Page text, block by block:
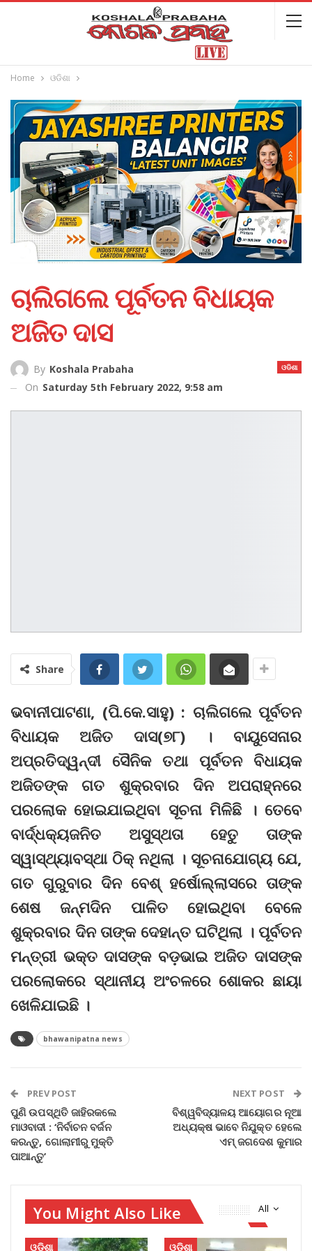
Home ଓଡିଶା
ଚାଲିଗଲେ ପୂର୍ବତନ ବିଧାୟକ
ଅଜିତ ଦାସ
ଓଡିଶା
By Koshala Prabaha
On Saturday 5th February 2022, 9:58 am
Share
ଭବାନୀପାଟଣା, (ପି.କେ.ସାହୁ) : ଚାଲିଗଲେ ପୂର୍ବତନ
ବିଧାୟକ ଅଜିତ ଦାସ(୭୮) । ବାୟୁସେନାର
ଅପ୍ରତିଦ୍ୱନ୍ଦୀ ସୈନିକ ତଥା ପୂର୍ବତନ ବିଧାୟକ
ଅଜିତଙ୍କ ଗତ ଶୁକ୍ରବାର ଦିନ ଅପରାହ୍ନରେ
ପରଲୋକ ହୋଇଯାଇଥିବା ସୂଚନା ମିଳିଛି । ତେବେ
ବାର୍ଦ୍ଧକ୍ୟଜନିତ ଅସୁସ୍ଥତା ହେତୁ ତାଙ୍କ
ସ୍ୱାସ୍ଥ୍ୟାବସ୍ଥା ଠିକ୍‌ ନଥିଲା । ସୂଚନାଯୋଗ୍ୟ ଯେ,
ଗତ ଗୁରୁବାର ଦିନ ବେଶ୍‌ ହର୍ଷୋଲ୍ଲାସରେ ତାଙ୍କ
ଶେଷ ଜନ୍ମଦିନ ପାଳିତ ହୋଇଥିବା ବେଳେ
ଶୁକ୍ରବାର ଦିନ ତାଙ୍କ ଦେହାନ୍ତ ଘଟିଥିଲା । ପୂର୍ବତନ
ମନ୍ତ୍ରୀ ଭକ୍ତ ଦାସଙ୍କ ବଡ଼ଭାଇ ଅଜିତ ଦାସଙ୍କ
ପରଲୋକରେ ସ୍ଥାନୀୟ ଅଂଚଳରେ ଶୋକର ଛାୟା
ଖେଳିଯାଇଛି ।
bhawanipatna news
PREV POST
ପୁଣି ଉପସ୍ଥିତି ଜାହିରକଲେ
ମାଓବାଦୀ : ‘ନିର୍ବାଚନ ବର୍ଜନ
କରନ୍ତୁ, ଗୋଲାମୀରୁ ମୁକ୍ତି
ପାଆନ୍ତୁ’
NEXT POST
ବିଶ୍ୱବିଦ୍ୟାଳୟ ଆୟୋଗର ନୂଆ
ଅଧ୍ୟକ୍ଷ ଭାବେ ନିଯୁକ୍ତ ହେଲେ
ଏମ୍‌ ଜଗଦେଶ କୁମାର
All
You Might Also Like
ଓଡିଶା ଓଡିଶା